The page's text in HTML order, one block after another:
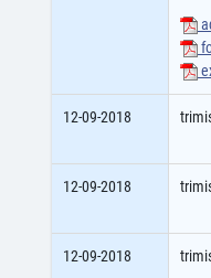
12-09-2018
12-09-2018
12-09-2018